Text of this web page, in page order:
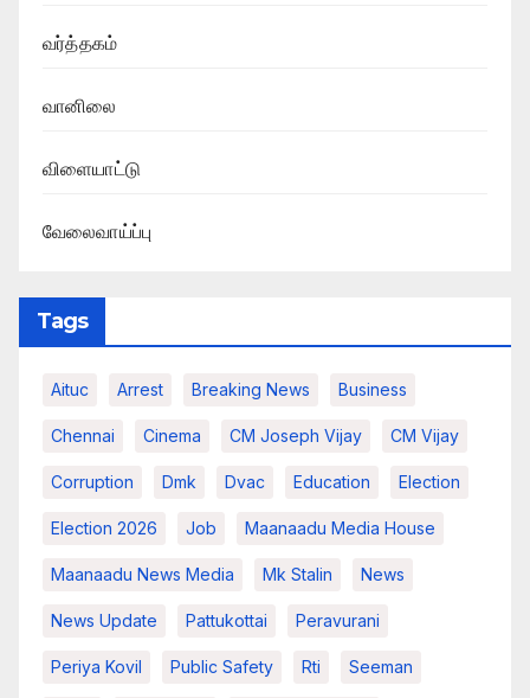
வர்த்தகம்
வானிலை
விளையாட்டு
வேலைவாய்ப்பு
Tags
Aituc Arrest Breaking News​ Business
Chennai Cinema CM Joseph Vijay CM Vijay
Corruption Dmk Dvac Education Election
Election 2026 Job Maanaadu Media House
Maanaadu News Media Mk Stalin News
News Update Pattukottai Peravurani
Periya Kovil Public Safety Rti Seeman